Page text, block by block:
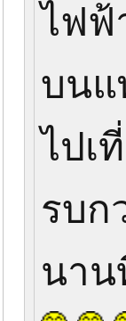
ไฟฟ้
บนแ
ไปเ
รบก
นาน